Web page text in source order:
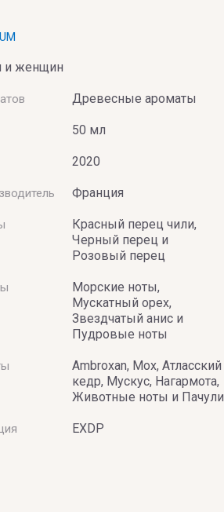
и женщин
Древесные ароматы
50 мл
2020
Франция
Красный перец чили,
Черный перец и
Розовый перец
Морские ноты,
Мускатный орех,
Звездчатый анис и
Пудровые ноты
Ambroxan, Мох, Атласский
кедр, Мускус, Нагармота,
Животные ноты и Пачули
EXDP